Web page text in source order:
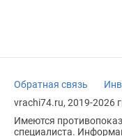
Обратная связь
vrachi74.ru, 2019-2026
Имеются
специалиста.